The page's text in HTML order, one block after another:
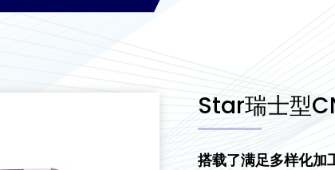
Star瑞士型
搭载了满足多样化加